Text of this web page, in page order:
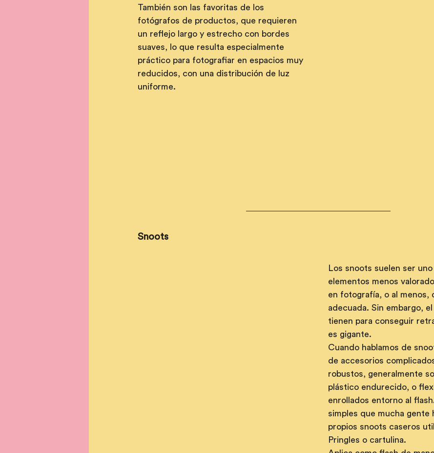
También son las favoritas de los
fotógrafos de productos, que requieren
un reflejo largo y estrecho con bordes
suaves, lo que resulta especialmente
práctico para fotografiar en espacios muy
reducidos, con una distribución de luz
uniforme.
Snoots
Los snoots suelen ser
elementos menos
en fotografía, o al menos,
adecuada. Sin embargo,
tienen para conseguir
es gigante.
Cuando hablamos de
de accesorios
robustos, generalmente
plástico endurecido, o
enrollados entorno al
simples que mucha gente
propios snoots caseros
Pringles o cartulina.